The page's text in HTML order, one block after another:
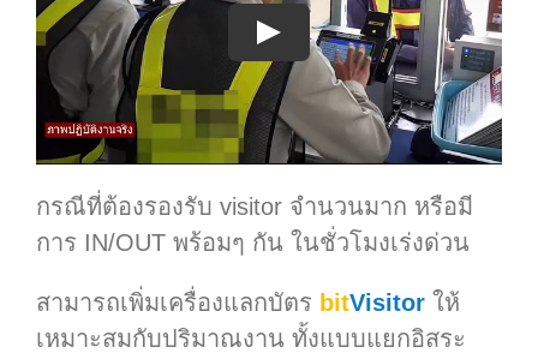
Play
กรณีที่ต้องรองรับ visitor จำนวนมาก หรือมี
การ IN/OUT พร้อมๆ กัน ในชั่วโมงเร่งด่วน
สามารถเพิ่มเครื่องแลกบัตร bitVisitor ให้
เหมาะสมกับปริมาณงาน ทั้งแบบแยกอิสระ